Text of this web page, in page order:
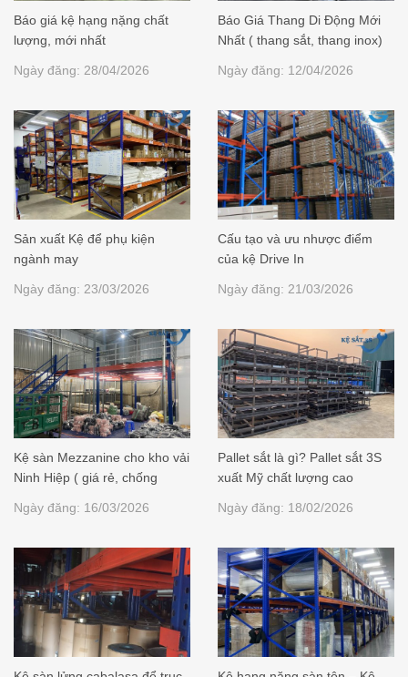
Báo giá kệ hạng nặng chất
lượng, mới nhất
Ngày đăng: 28/04/2026
Báo Giá Thang Di Động Mới
Nhất ( thang sắt, thang inox)
Ngày đăng: 12/04/2026
Sản xuất Kệ để phụ kiện
ngành may
Ngày đăng: 23/03/2026
Cấu tạo và ưu nhược điểm
của kệ Drive In
Ngày đăng: 21/03/2026
Kệ sàn Mezzanine cho kho vải
Ninh Hiệp ( giá rẻ, chống
Ngày đăng: 16/03/2026
Pallet sắt là gì? Pallet sắt 3S
xuất Mỹ chất lượng cao
Ngày đăng: 18/02/2026